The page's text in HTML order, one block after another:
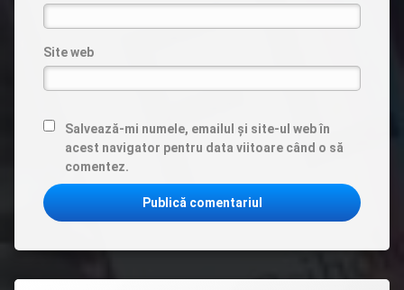
Site web
Salvează-mi numele, emailul și site-ul web în
acest navigator pentru data viitoare când o să
comentez.